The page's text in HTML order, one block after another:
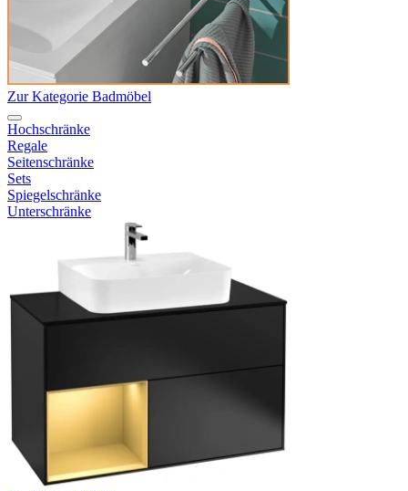
Zur Kategorie Badmöbel
Hochschränke
Regale
Seitenschränke
Sets
Spiegelschränke
Unterschränke